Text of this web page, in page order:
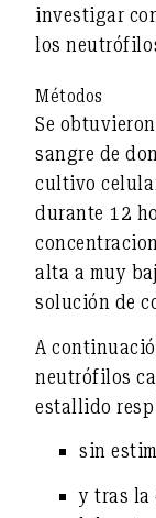
investigar
los
Métodos
Se
sangre de
cultivo
durante 12
alta a muy
solución de
A
neutrófilos
estallido
sin
ytras la